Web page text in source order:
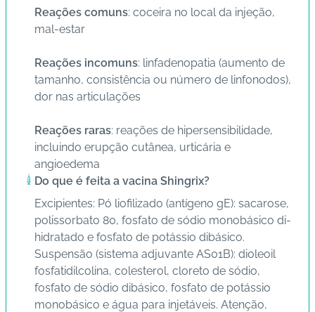
Reações comuns: coceira no local da injeção,
mal-estar
Reações incomuns: linfadenopatia (aumento de
tamanho, consistência ou número de linfonodos),
dor nas articulações
Reações raras: reações de hipersensibilidade,
incluindo erupção cutânea, urticária e
angioedema
Do que é feita a vacina Shingrix?
Excipientes: Pó liofilizado (antígeno gE): sacarose,
polissorbato 80, fosfato de sódio monobásico di-
hidratado e fosfato de potássio dibásico.
Suspensão (sistema adjuvante AS01B): dioleoil
fosfatidilcolina, colesterol, cloreto de sódio,
fosfato de sódio dibásico, fosfato de potássio
monobásico e água para injetáveis. Atenção,